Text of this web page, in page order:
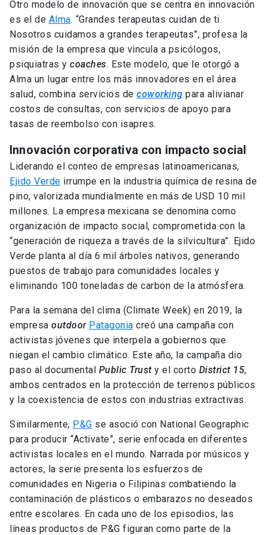
millones. La empresa mexicana se denomina como
organización de impacto social, comprometida con la
“generación de riqueza a través de la silvicultura”. Ejido
Verde planta al día 6 mil árboles nativos, generando
puestos de trabajo para comunidades locales y
eliminando 100 toneladas de carbon de la atmósfera.
Para la semana del clima (Climate Week) en 2019, la
empresa
outdoor Patagonia
niegan el cambio climático. Este año, la campaña dio
paso al documental Public Trusty el cortoDistrict 15
ambos centrados en la protección de terrenos públicos
y la coexistencia de estos con industrias extractivas.
Similarmente,P&Gse asoció con National Geographic
para producir “Activate”, serie enfocada en diferentes
activistas locales en el mundo. Narrada por músicos y
actores, la serie presenta los esfuerzos de
comunidades en Nigeria o Filipinas combatiendo la
contaminación de plásticos o embarazos no deseados
entre escolares. En cada uno de los episodios, las
líneas productos de P&G figuran como parte de la
narrativa.
Lo que los escritores del ranking llaman “televisión de
prestigio”, corresponde al motivo de la estrategia. “9
de 10 consumidores sienten que si una marca apoya
una causa en la que creen, la apoyarán. Pero los
consumidores están muy atentos si estas marcas son
auténticas y realmente pasan de la promesa a la
acción”, explicó en su momento elGerente de
Marketing de P&G.
Conoce otros casos de disrupción, colaboración e
impacto social en el ranking completo de Fast
Company aquí.